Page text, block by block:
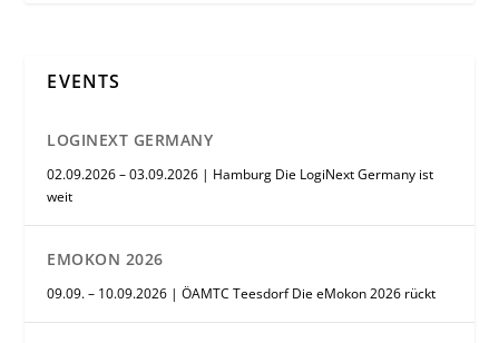
EVENTS
LOGINEXT GERMANY
02.09.2026 – 03.09.2026 | Hamburg Die LogiNext Germany ist
weit
EMOKON 2026
09.09. – 10.09.2026 | ÖAMTC Teesdorf Die eMokon 2026 rückt